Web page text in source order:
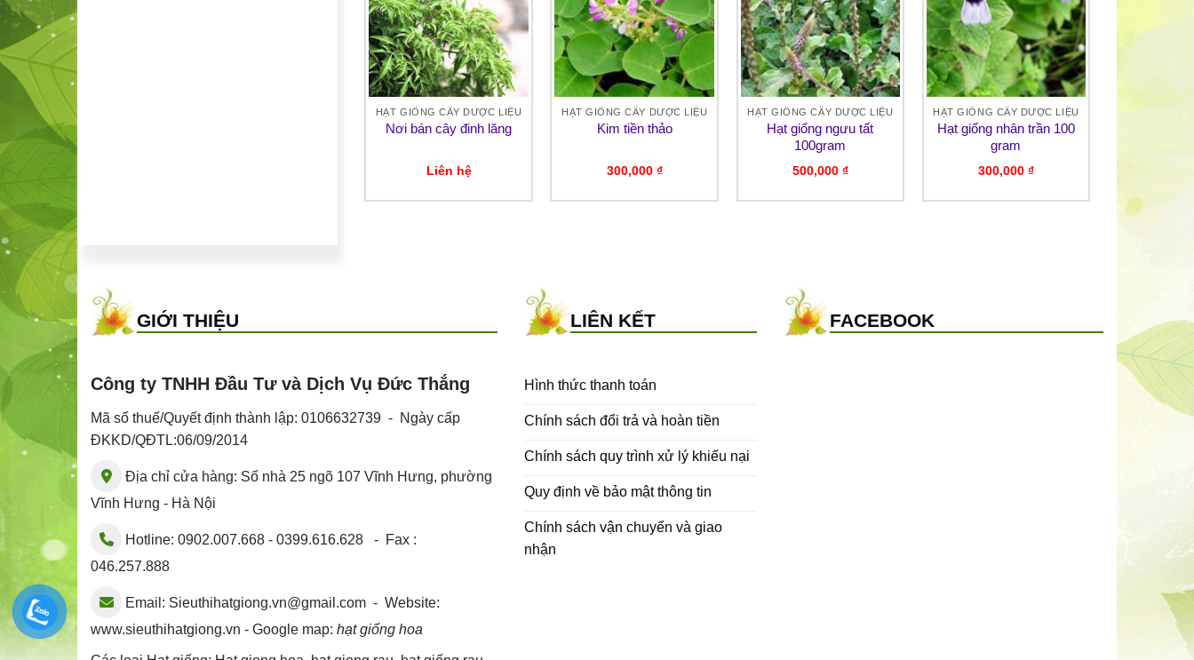
HẠT GIỐNG CÂY DƯỢC LIỆU
Nơi bán cây đinh lăng
Liên hệ
HẠT GIỐNG CÂY DƯỢC LIỆU
Kim tiền thảo
300,000 ₫
HẠT GIỐNG CÂY DƯỢC LIỆU
Hạt giống ngưu tất
100gram
500,000 ₫
HẠT GIỐNG CÂY DƯỢC LIỆU
Hạt giống nhân trần 100
gram
300,000 ₫
HẠT GIỐNG CÂY DƯỢC LIỆU
Hạt giống cây Việt quất
GIỚI THIỆU
Công ty TNHH Đầu Tư và Dịch Vụ Đức Thắng
Mã số thuế/Quyết định thành lập: 0106632739 - Ngày cấp
ĐKKD/QĐTL:06/09/2014
Địa chỉ cửa hàng: Số nhà 25 ngõ 107 Vĩnh Hưng, phường
Vĩnh Hưng - Hà Nội
Hotline: 0902.007.668 - 0399.616.628 - Fax :
046.257.888
Email: Sieuthihatgiong.vn@gmail.com - Website:
www.sieuthihatgiong.vn - Google map: hạt giống hoa
LIÊN KẾT
Hình thức thanh toán
Chính sách đổi trả và hoàn tiền
Chính sách quy trình xử lý khiếu nại
Quy định về bảo mật thông tin
Chính sách vận chuyển và giao
nhận
FACEBOOK